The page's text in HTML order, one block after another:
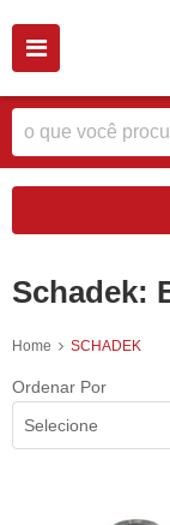
Schadek:
Home SCHADEK
Ordenar Por
Selecione